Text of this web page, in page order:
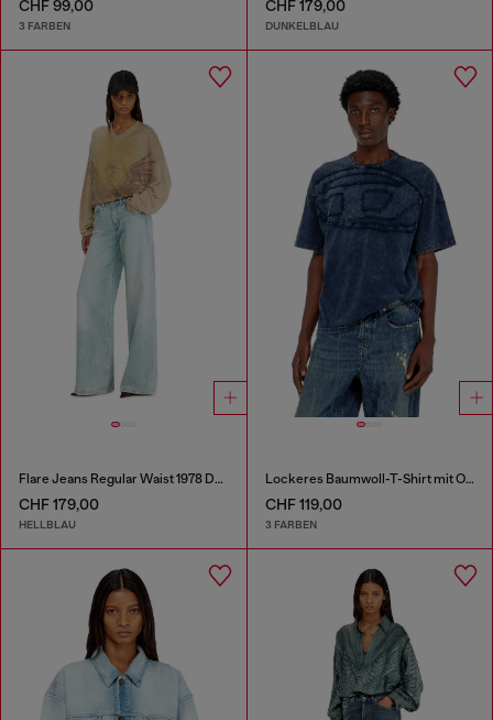
CHF 99,00
3 FARBEN
CHF 179,00
DUNKELBLAU
Flare Jeans Regular Waist 1978 D-Akemi
CHF 179,00
HELLBLAU
Lockeres Baumwoll-T-Shirt mit Oval-D-Applikation
CHF 119,00
3 FARBEN